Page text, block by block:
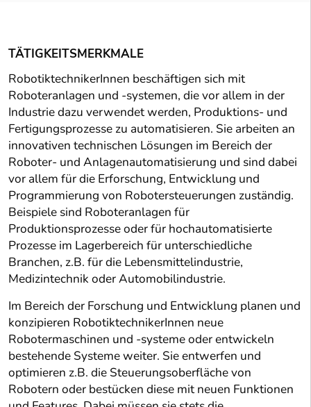
TÄTIGKEITSMERKMALE
RobotiktechnikerInnen beschäftigen sich mit
Roboteranlagen und -systemen, die vor allem in der
Industrie dazu verwendet werden, Produktions- und
Fertigungsprozesse zu automatisieren. Sie arbeiten an
innovativen technischen Lösungen im Bereich der
Roboter- und Anlagenautomatisierung und sind dabei
vor allem für die Erforschung, Entwicklung und
Programmierung von Robotersteuerungen zuständig.
Beispiele sind Roboteranlagen für
Produktionsprozesse oder für hochautomatisierte
Prozesse im Lagerbereich für unterschiedliche
Branchen, z.B. für die Lebensmittelindustrie,
Medizintechnik oder Automobilindustrie.
Im Bereich der Forschung und Entwicklung planen und
konzipieren RobotiktechnikerInnen neue
Robotermaschinen und -systeme oder entwickeln
bestehende Systeme weiter. Sie entwerfen und
optimieren z.B. die Steuerungsoberfläche von
Robotern oder bestücken diese mit neuen Funktionen